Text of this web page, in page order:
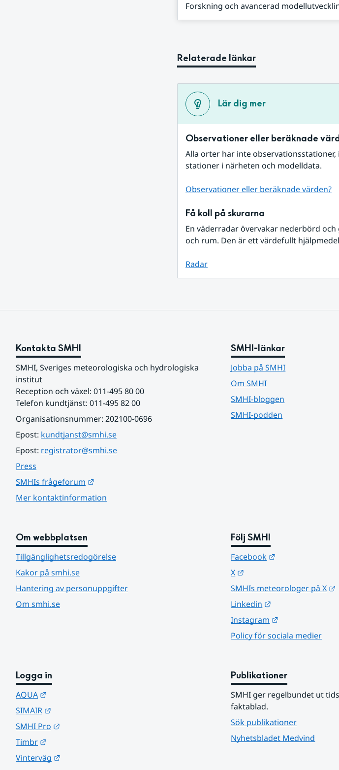
Forskning och avancerad
Relaterade länkar
Lär dig mer
Observationer eller beräknade
Alla orter har inte
stationer i närheten och modelldata.
Observationer eller beräknade värden?
Få koll på skurarna
En väderradar övervakar nederbörd
och rum. Den är ett värdefullt
Radar
Kontakta SMHI
SMHI, Sveriges meteorologiska och hydrologiska
institut
Reception och växel: 011-495 80 00
Telefon kundtjänst: 011-495 82 00
Organisationsnummer: 202100-0696
Epost: kundtjanst@smhi.se
Epost: registrator@smhi.se
Press
SMHIs frågeforum
Mer kontaktinformation
SMHI-länkar
Jobba på SMHI
Om SMHI
SMHI-bloggen
SMHI-podden
Om webbplatsen
Tillgänglighetsredogörelse
Kakor på smhi.se
Hantering av personuppgifter
Om smhi.se
Följ SMHI
Facebook
X
SMHIs meteorologer på X
Linkedin
Instagram
Policy för sociala medier
Logga in
AQUA
SIMAIR
SMHI Pro
Timbr
Vinterväg
Publikationer
SMHI ger regelbundet ut
faktablad.
Sök publikationer
Nyhetsbladet Medvind